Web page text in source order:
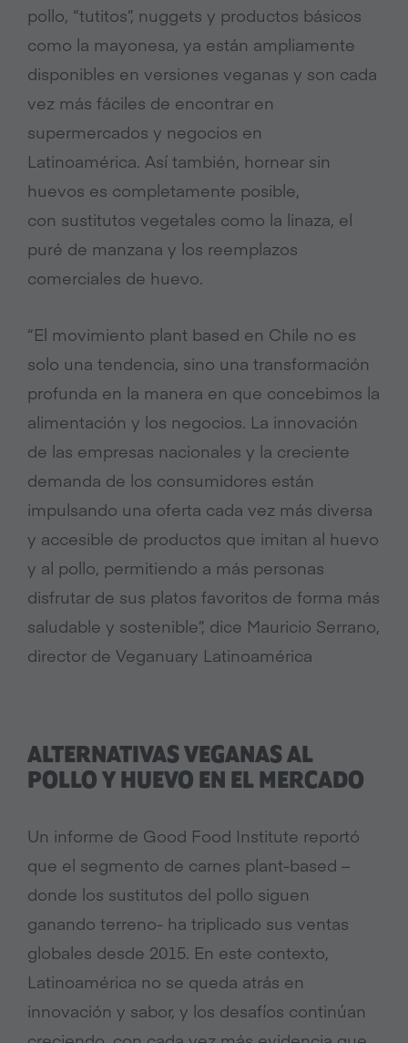
pollo, “tutitos”, nuggets y productos básicos
como la mayonesa, ya están ampliamente
disponibles en versiones veganas y son cada
vez más fáciles de encontrar en
supermercados y negocios en
Latinoamérica. Así también, hornear sin
huevos es completamente posible,
con sustitutos vegetales como la linaza, el
puré de manzana y los reemplazos
comerciales de huevo.
“El movimiento plant based en Chile no es
solo una tendencia, sino una transformación
profunda en la manera en que concebimos la
alimentación y los negocios. La innovación
de las empresas nacionales y la creciente
demanda de los consumidores están
impulsando una oferta cada vez más diversa
y accesible de productos que imitan al huevo
y al pollo, permitiendo a más personas
disfrutar de sus platos favoritos de forma más
saludable y sostenible”, dice Mauricio Serrano,
director de Veganuary Latinoamérica
ALTERNATIVAS VEGANAS AL
POLLO Y HUEVO EN EL MERCADO
Un informe de Good Food Institute reportó
que el segmento de carnes plant-based –
donde los sustitutos del pollo siguen
ganando terreno- ha triplicado sus ventas
globales desde 2015. En este contexto,
Latinoamérica no se queda atrás en
innovación y sabor, y los desafíos continúan